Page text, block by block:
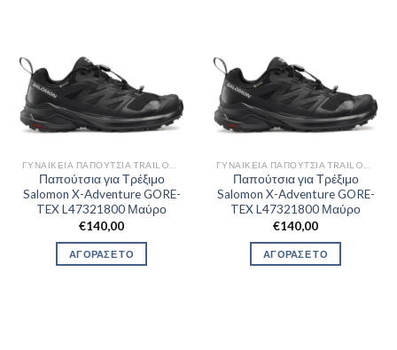
Παπούτσια για Τρέξιμο
Salomon X-Adventure GORE-
TEX L47321800 Μαύρο
€140,00
ΑΓΟΡΑΣΕ ΤΟ
Παπούτσια για Τρέξιμο
Salomon X-Adventure GORE-
TEX L47321800 Μαύρο
€140,00
ΑΓΟΡΑΣΕ ΤΟ